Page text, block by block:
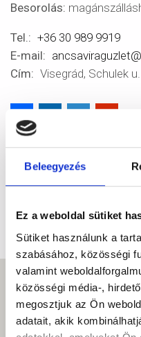
Beleegyezés
Ez a weboldal sütiket
Sütiket használunk a
szabásához, közösségi
valamint
közösségi média-,
megosztjuk az Ön
adatait, akik
Besorolás:
Tel.
+36 30 989 9919
E-mail
Cím
Visegrád, Schulek
Share Facebook
Twitter